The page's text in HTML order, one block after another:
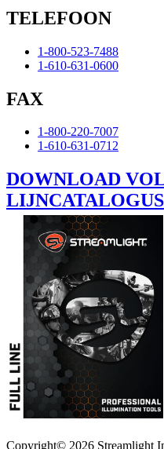
TELEFOON
1-800-523-7488
1-610-631-0600
FAX
1-800-220-7007
1-610-631-0712
DOWNLOAD
LIJNCATALOGUS
Copyright© 2026 Streamlight